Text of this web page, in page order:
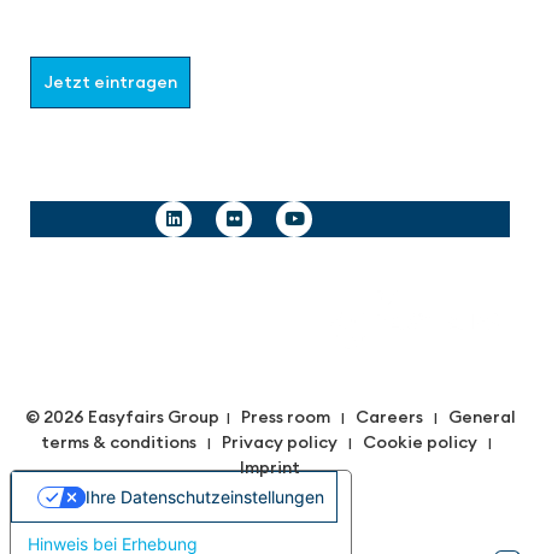
Jetzt eintragen
© 2026 Easyfairs Group | Press room| Careers| General
terms & conditions | Privacy policy | Cookie policy |
Imprint
Hinweis bei Erhebung
Ihre Datenschutzeinstellungen